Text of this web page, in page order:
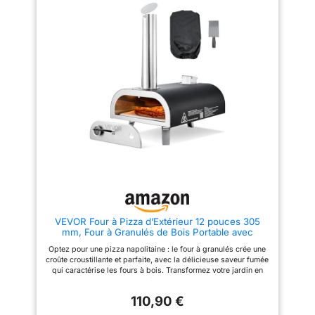
idéal. Ensemble
uniquement disponible
en Espagne. UN CHOIX
PROFESSIONNEL : Chez
MasterPro, nous
sommes guidés par
notre désir de nous
améliorer constamment
par la recherche, l'étude
et l'expérience. C'est
professionnelle dans les
foyers du monde entier.
Maîtrise totale avec ce four
avec pierre pizza Réussissez
vos cuissons grâce à ce four
avec pierre pizza en cordiérite
large de 430 mm. La pierre
accumule la chaleur jusqu'à
homogène, même pour les plus
grandes pizzas La facilité du
revolve pizza oven 17 pouces
La magie opère avec le système
rotatif assure une cuisson
uniforme sur 360 degrés sans
que vous ayez à tourner la
garantie d'une cuisson sans
brûlures et d'une expérience
VEVOR Four à Pizza d’Extérieur 12 pouces 305
mm, Four à Granulés de Bois Portable avec
Construction Solide, pour Réunion Camping
Jardin Arrière-Cour, Noir
Optez pour une pizza napolitaine : le four à granulés crée une
croûte croustillante et parfaite, avec la délicieuse saveur fumée
qui caractérise les fours à bois. Transformez votre jardin en
Préchauffage à 316 °C en seulement 15 minutes, cuisson des
110,90 €